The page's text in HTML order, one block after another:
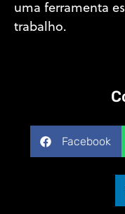
uma ferramenta
trabalho.
Facebook